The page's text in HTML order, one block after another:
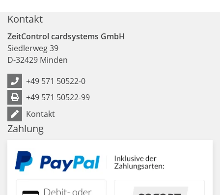
Kontakt
ZeitControl cardsystems GmbH
Siedlerweg 39
D-32429 Minden
+49 571 50522-0
+49 571 50522-99
Kontakt
Zahlung